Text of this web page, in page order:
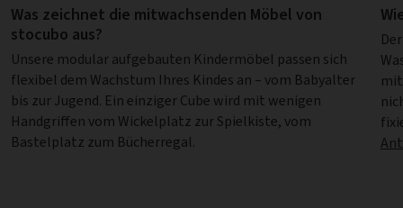
Was zeichnet die mitwachsenden Möbel von
stocubo aus?
Unsere modular aufgebauten Kindermöbel passen sich
flexibel dem Wachstum Ihres Kindes an – vom Babyalter
bis zur Jugend. Ein einziger Cube wird mit wenigen
Handgriffen vom Wickelplatz zur Spielkiste, vom
Bastelplatz zum Bücherregal.